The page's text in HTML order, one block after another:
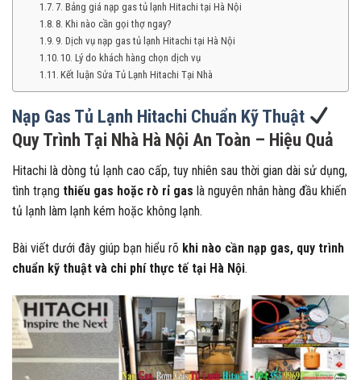
7. Bảng giá nạp gas tủ lạnh Hitachi tại Hà Nội
8. Khi nào cần gọi thợ ngay?
9. Dịch vụ nạp gas tủ lạnh Hitachi tại Hà Nội
10. Lý do khách hàng chọn dịch vụ
Kết luận Sửa Tủ Lạnh Hitachi Tại Nhà
Nạp Gas Tủ Lạnh Hitachi Chuẩn Kỹ Thuật
Quy Trình Tại Nhà Hà Nội An Toàn – Hiệu Quả
Hitachi là dòng tủ lạnh cao cấp, tuy nhiên sau thời gian dài sử dụng,
tình trạng thiếu gas hoặc rò rỉ gas là nguyên nhân hàng đầu khiến
tủ lạnh làm lạnh kém hoặc không lạnh.
Bài viết dưới đây giúp bạn hiểu rõ khi nào cần nạp gas, quy trình
chuẩn kỹ thuật và chi phí thực tế tại Hà Nội.